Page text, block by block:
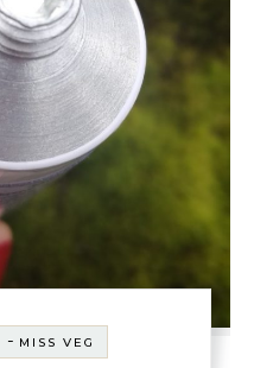
- MISS VEG